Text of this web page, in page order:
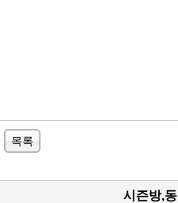
목록
시즌방,